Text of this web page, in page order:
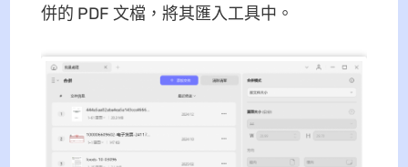
併的 PDF 文檔，將其匯入工具中。